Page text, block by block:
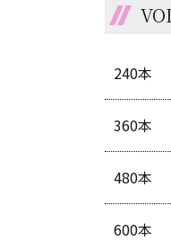
240本
360本
480本
600本